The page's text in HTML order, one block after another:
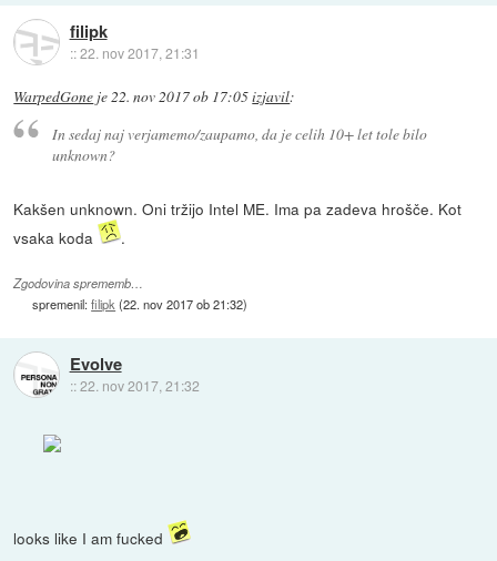
filipk
::22. nov 2017, 21:31
WarpedGone je22. nov 2017 ob 17:05izjavil:
In sedaj naj verjamemo/zaupamo, da je celih 10+ let tole bilo
unknown?
Kakšen unknown. Oni tržijo Intel ME. Ima pa zadeva hrošče. Kot
vsaka koda
.
Zgodovina sprememb…
spremenil:filipk (22. nov 2017 ob 21:32)
Evolve
::22. nov 2017, 21:32
looks like I am fucked